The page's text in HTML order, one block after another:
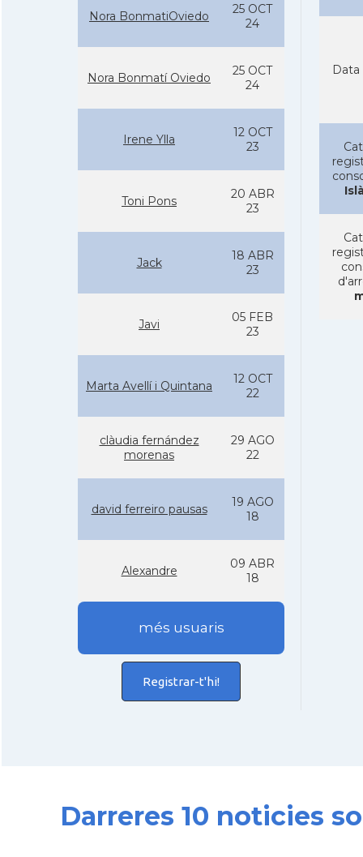
Nora BonmatiOviedo
25 OCT
24
Nora Bonmatí­ Oviedo
25 OCT
24
Irene Ylla
12 OCT
23
Toni Pons
20 ABR
23
Jack
18 ABR
23
Javi
05 FEB
23
Marta Avellí­ i Quintana
12 OCT
22
clàudia fernández
morenas
29 AGO
22
david ferreiro pausas
19 AGO
18
Alexandre
09 ABR
18
més usuaris
Registrar-t'hi!
Data
Darreres 10 noticies